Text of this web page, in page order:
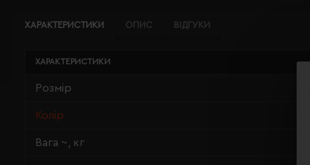
ХАРАКТЕРИСТИКИ ОПИС ВІДГУКИ
ХАРАКТЕРИСТИКИ
Розмір
Колір
Вага ~, кг